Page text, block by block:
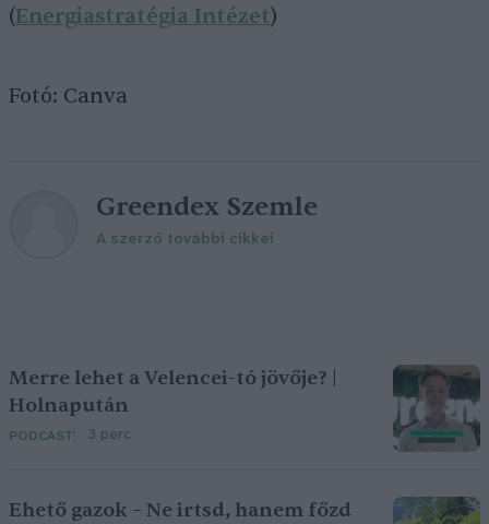
(Energiastratégia Intézet)
Fotó: Canva
Greendex Szemle
A szerző további cikkei
Merre lehet a Velencei-tó jövője? |
Holnapután
PODCAST 3 perc
Ehető gazok – Ne irtsd, hanem főzd